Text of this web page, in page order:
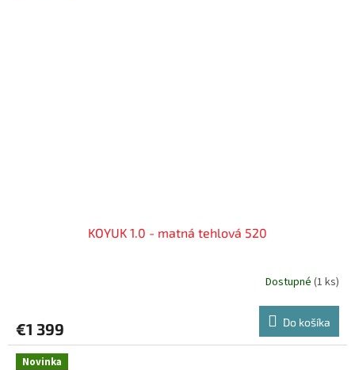
KOYUK 1.0 - matná tehlová 520
Dostupné (1 ks)
€1 399 Do košíka
Novinka